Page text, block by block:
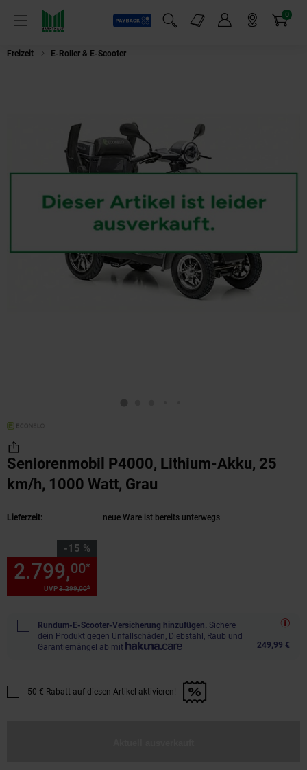
Menü
Payback
Suchfeld einblenden
Markt-Angebote 0
Artikel
Freizeit E-Roller & E-Scooter
Seniorenmobil P4000, Lithium-Akku, 25
km/h, 1000 Watt, Grau
Lieferzeit: neue Ware ist bereits unterwegs
-15 %
Sie Sparen 15 Prozent,
UVP3.299,00*
2.799,00*
Rundum-E-Scooter-Versicherung hinzufügen. Sichere
dein Produkt gegen Unfallschäden, Diebstahl, Raub und
Garantiemängel ab mit
249,99 €
Promotion "50 € Rabatt auf diesen Artikel aktivieren!" anwenden
50 € Rabatt auf diesen Artikel aktivieren!